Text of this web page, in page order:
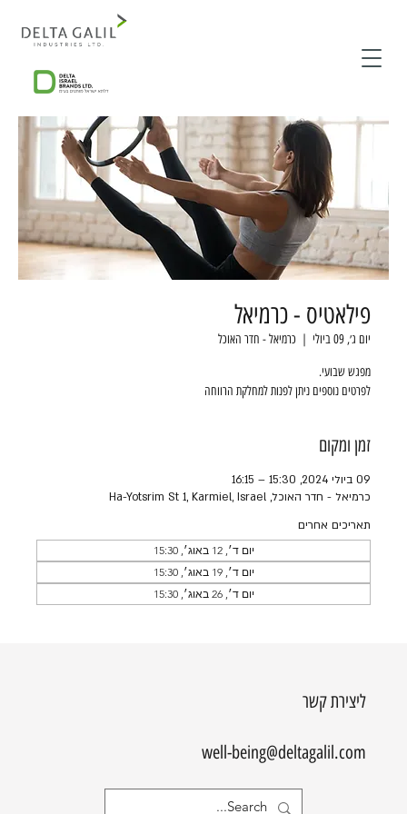
פילאטיס - כרמיאל
יום ג׳, 09 ביולי
  |
כרמיאל - חדר האוכל
לפרטים נוספים ניתן לפנות למחלקת הרווחה
זמן ומקום
09 ביולי 2024, 15:30 – 16:15
כרמיאל - חדר האוכל, Ha-Yotsrim St 1, Karmiel, Israel
תאריכים אחרים
יום ד׳, 12 באוג׳, 15:30
יום ד׳, 19 באוג׳, 15:30
יום ד׳, 26 באוג׳, 15:30
ליצירת קשר
well-being@deltagalil.com